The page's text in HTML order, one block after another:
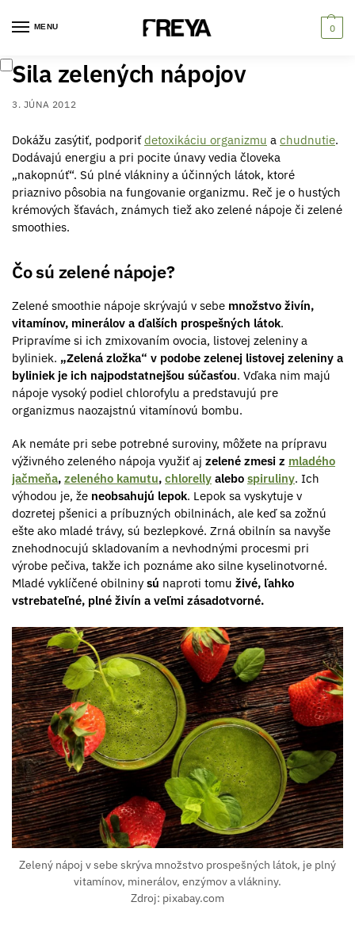
MENU 0
Sila zelených nápojov
3. JÚNA 2012
Dokážu zasýtiť, podporiťdetoxikáciu organizmu a chudnutie.
Dodávajú energiu a pri pocite únavy vedia človeka
„nakopnúť“. Sú plné vlákniny a účinných látok, ktoré
priaznivo pôsobia na fungovanie organizmu. Reč je o hustých
krémových šťavách, známych tiež ako zelené nápoje či zelené
smoothies.
Čo sú zelené nápoje?
Zelené smoothie nápoje skrývajú v sebe množstvo živín,
vitamínov, minerálov a ďalších prospešných látok.
Pripravíme si ich zmixovaním ovocia, listovej zeleniny a
byliniek. „Zelená zložka“ v podobe zelenej listovej zeleniny a
byliniek je ich najpodstatnejšou súčasťou. Vďaka nim majú
nápoje vysoký podiel chlorofylu a predstavujú pre
organizmus naozajstnú vitamínovú bombu.
Ak nemáte pri sebe potrebné suroviny, môžete na prípravu
výživného zeleného nápoja využiť aj zelené zmesi z mladého
jačmeňa, zeleného kamutu, chlorelly alebo spiruliny. Ich
výhodou je, že neobsahujú lepok. Lepok sa vyskytuje v
dozretej pšenici a príbuzných obilninách, ale keď sa zožnú
ešte ako mladé trávy, sú bezlepkové. Zrná obilnín sa navyše
znehodnocujú skladovaním a nevhodnými procesmi pri
výrobe pečiva, takže ich poznáme ako silne kyselinotvorné.
Mladé vyklíčené obilniny sú naproti tomu živé, ľahko
vstrebateľné, plné živín a veľmi zásadotvorné.
Zelený nápoj v sebe skrýva množstvo prospešných látok, je plný
vitamínov, minerálov, enzýmov a vlákniny.
Zdroj: pixabay.com